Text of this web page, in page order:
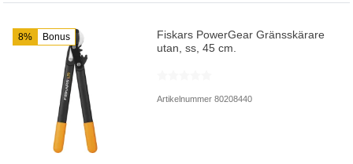
8% Bonus
Fiskars PowerGear Gränsskärare
utan, ss, 45 cm.
Artikelnummer 80208440